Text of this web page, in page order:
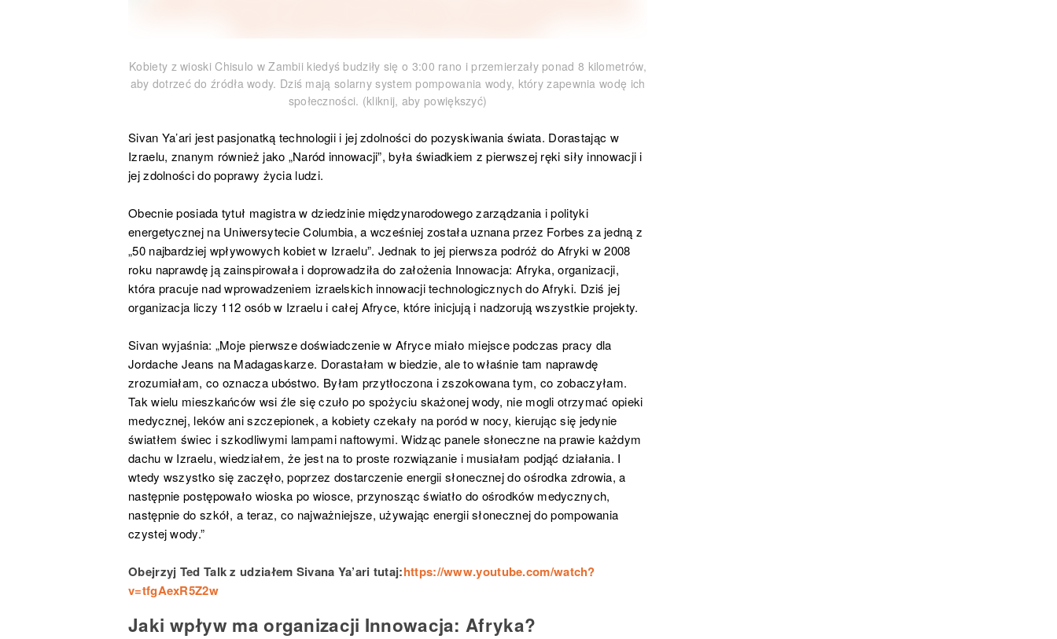
Kobiety z wioski Chisulo w Zambii kiedyś budziły się o 3:00 rano i przemierzały ponad 8 kilometrów,
aby dotrzeć do źródła wody. Dziś mają solarny system pompowania wody, który zapewnia wodę ich
społeczności. (kliknij, aby powiększyć)
Sivan Ya’ari jest pasjonatką technologii i jej zdolności do pozyskiwania świata. Dorastając w
Izraelu, znanym również jako „Naród innowacji”, była świadkiem z pierwszej ręki siły innowacji i
jej zdolności do poprawy życia ludzi.
Obecnie posiada tytuł magistra w dziedzinie międzynarodowego zarządzania i polityki
energetycznej na Uniwersytecie Columbia, a wcześniej została uznana przez Forbes za jedną z
„50 najbardziej wpływowych kobiet w Izraelu”. Jednak to jej pierwsza podróż do Afryki w 2008
roku naprawdę ją zainspirowała i doprowadziła do założenia Innowacja: Afryka, organizacji,
która pracuje nad wprowadzeniem izraelskich innowacji technologicznych do Afryki. Dziś jej
organizacja liczy 112 osób w Izraelu i całej Afryce, które inicjują i nadzorują wszystkie projekty.
Sivan wyjaśnia: „Moje pierwsze doświadczenie w Afryce miało miejsce podczas pracy dla
Jordache Jeans na Madagaskarze. Dorastałam w biedzie, ale to właśnie tam naprawdę
zrozumiałam, co oznacza ubóstwo. Byłam przytłoczona i zszokowana tym, co zobaczyłam.
Tak wielu mieszkańców wsi źle się czuło po spożyciu skażonej wody, nie mogli otrzymać opieki
medycznej, leków ani szczepionek, a kobiety czekały na poród w nocy, kierując się jedynie
światłem świec i szkodliwymi lampami naftowymi. Widząc panele słoneczne na prawie każdym
dachu w Izraelu, wiedziałem, że jest na to proste rozwiązanie i musiałam podjąć działania. I
wtedy wszystko się zaczęło, poprzez dostarczenie energii słonecznej do ośrodka zdrowia, a
następnie postępowało wioska po wiosce, przynosząc światło do ośrodków medycznych,
następnie do szkół, a teraz, co najważniejsze, używając energii słonecznej do pompowania
czystej wody.”
Obejrzyj Ted Talk z udziałem Sivana Ya’ari tutaj:https://www.youtube.com/watch?
v=tfgAexR5Z2w
Jaki wpływ ma organizacji Innowacja: Afryka?